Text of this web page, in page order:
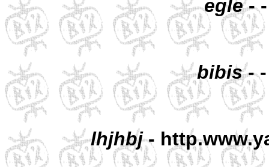
egle-
bibis-
lhjhbj-